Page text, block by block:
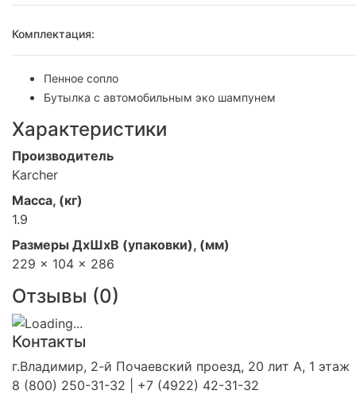
Комплектация:
Пенное сопло
Бутылка с автомобильным эко шампунем
Характеристики
Производитель
Karcher
Масса, (кг)
1.9
Размеры ДхШхВ (упаковки), (мм)
229 x 104 x 286
Отзывы (0)
Контакты
г.Владимир, 2-й Почаевский проезд, 20 лит А, 1 этаж
8 (800) 250-31-32 | +7 (4922) 42-31-32